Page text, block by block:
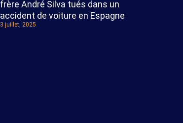
frère André Silva tués dans un
accident de voiture en Espagne
3 juillet, 2025